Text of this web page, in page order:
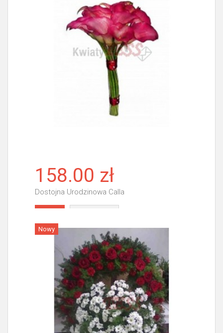
158.00 zł
Dostojna Urodzinowa Calla
Nowy